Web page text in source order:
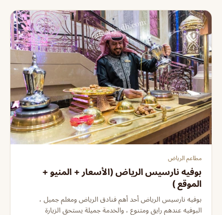
مطاعم الرياض
بوفيه نارسيس الرياض (الأسعار + المنيو +
الموقع )
بوفيه نارسيس الرياض أحد أهم فنادق الرياض ومعلم جميل ،
البوفيه عندهم رايق ومتنوع ، والخدمة جميلة يستحق الزيارة